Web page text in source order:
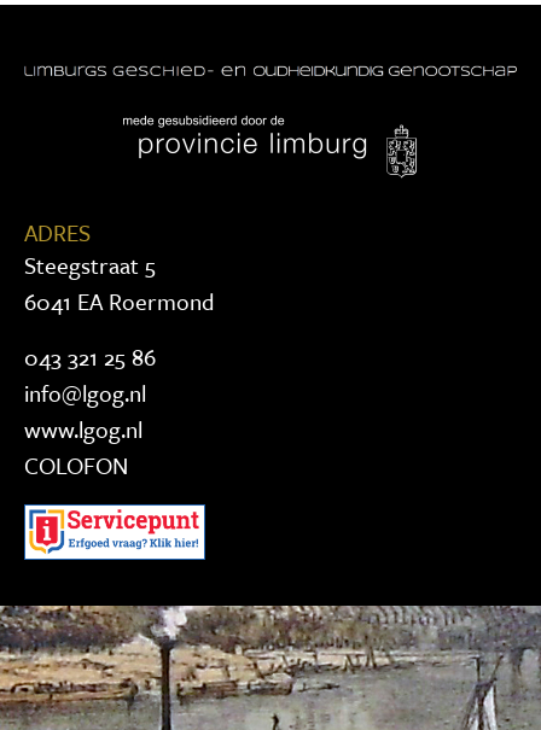
ADRES
Steegstraat 5
6041 EA Roermond
043 321 25 86
info@lgog.nl
www.lgog.nl
COLOFON